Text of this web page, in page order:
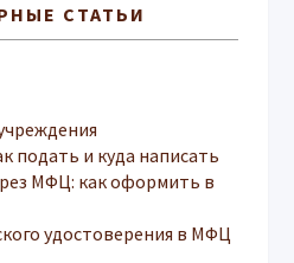
СТАТЬИ
подать и куда написать
МФЦ: как оформить в
удостоверения в МФЦ